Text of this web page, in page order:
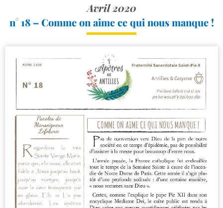
Avril 2020
n° 18 – Comme on aime ce qui nous manque !